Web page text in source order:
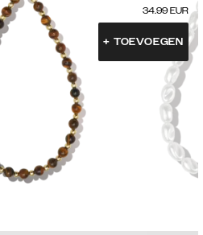
34.99 EUR
+ TOEVOEGEN